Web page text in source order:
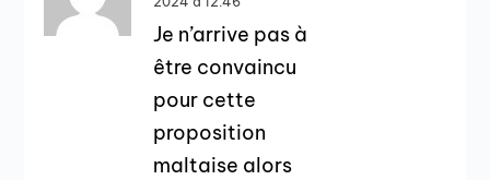
Je n’arrive pas à
être convaincu
pour cette
proposition
maltaise alors